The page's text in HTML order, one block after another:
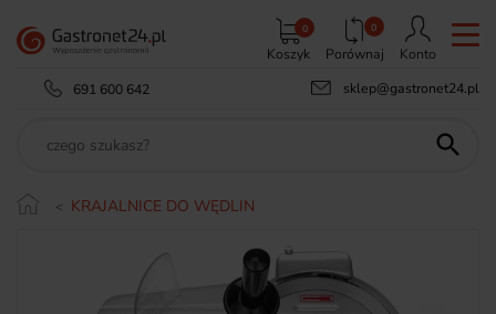
Koszyk
0 0
Porównaj
Konto
691 600 642
sklep@gastronet24.pl

KRAJALNICE DO WĘDLIN